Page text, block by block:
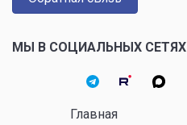
МЫ В СОЦИАЛЬНЫХ СЕТЯХ
Главная